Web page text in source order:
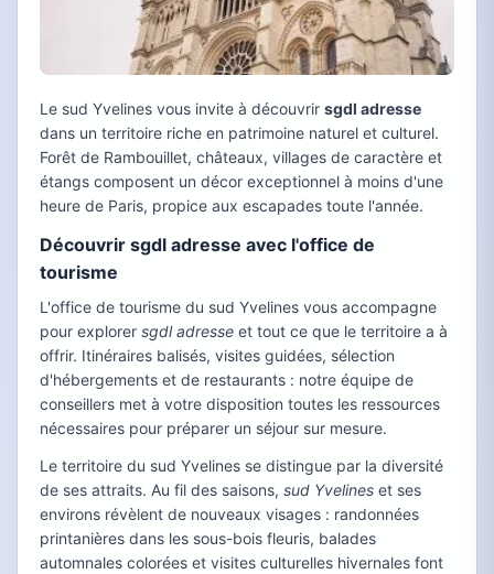
Le sud Yvelines vous invite à découvrir sgdl adresse
dans un territoire riche en patrimoine naturel et culturel.
Forêt de Rambouillet, châteaux, villages de caractère et
étangs composent un décor exceptionnel à moins d'une
heure de Paris, propice aux escapades toute l'année.
Découvrir sgdl adresse avec l'office de
tourisme
L'office de tourisme du sud Yvelines vous accompagne
pour explorer sgdl adresse et tout ce que le territoire a à
offrir. Itinéraires balisés, visites guidées, sélection
d'hébergements et de restaurants : notre équipe de
conseillers met à votre disposition toutes les ressources
nécessaires pour préparer un séjour sur mesure.
Le territoire du sud Yvelines se distingue par la diversité
de ses attraits. Au fil des saisons, sud Yvelines et ses
environs révèlent de nouveaux visages : randonnées
printanières dans les sous-bois fleuris, balades
automnales colorées et visites culturelles hivernales font